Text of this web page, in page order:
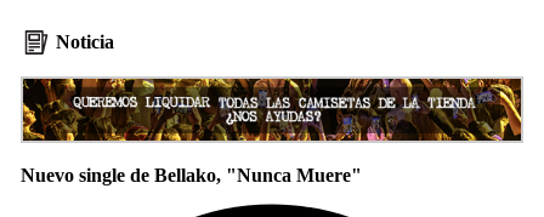
Noticia
Nuevo single de Bellako, "Nunca Muere"